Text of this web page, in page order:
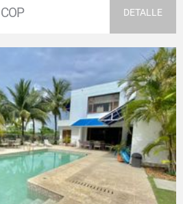
COP DETALLE
VER DETALLES